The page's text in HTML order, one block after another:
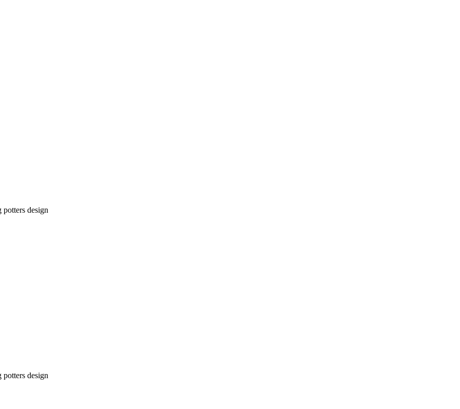
potters design
potters design